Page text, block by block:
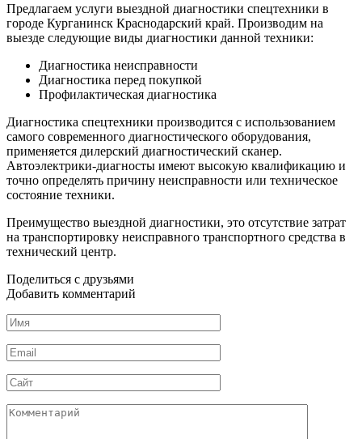
Предлагаем услуги выездной диагностики спецтехники в
городе Курганинск Краснодарский край. Производим на
выезде следующие виды диагностики данной техники:
Диагностика неисправности
Диагностика перед покупкой
Профилактическая диагностика
Диагностика спецтехники производится с использованием
самого современного диагностического оборудования,
применяется дилерский диагностический сканер.
Автоэлектрики-диагносты имеют высокую квалификацию и
точно определять причину неисправности или техническое
состояние техники.
Преимущество выездной диагностики, это отсутствие затрат
на транспортировку неисправного транспортного средства в
технический центр.
Поделиться с друзьями
Добавить комментарий
Имя
*
Email
*
Сайт
Комментарий